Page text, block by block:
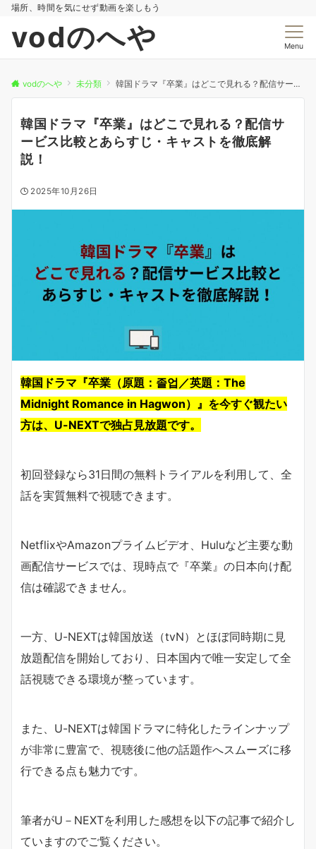
場所、時間を気にせず動画を楽しもう
vodのへや Menu
vodのへや 未分類 韓国ドラマ『卒業』はどこで見れる？配信サービス比較とあらすじ・キャストを徹底解説！
韓国ドラマ『卒業』はどこで見れる？配信サ
ービス比較とあらすじ・キャストを徹底解
説！
2025年10月26日
韓国ドラマ『卒業（原題：졸업／英題：The
Midnight Romance in Hagwon）』を今すぐ観たい
方は、U-NEXTで独占見放題です。
初回登録なら31日間の無料トライアルを利用して、全
話を実質無料で視聴できます。
NetflixやAmazonプライムビデオ、Huluなど主要な動
画配信サービスでは、現時点で『卒業』の日本向け配
信は確認できません。
一方、U-NEXTは韓国放送（tvN）とほぼ同時期に見
放題配信を開始しており、日本国内で唯一安定して全
話視聴できる環境が整っています。
また、U-NEXTは韓国ドラマに特化したラインナップ
が非常に豊富で、視聴後に他の話題作へスムーズに移
行できる点も魅力です。
筆者がU－NEXTを利用した感想を以下の記事で紹介し
ていますのでご覧ください。